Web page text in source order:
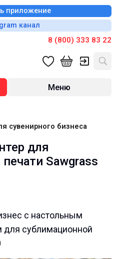
приложение
канал
8 (800) 333 83 22
Меню
сувенирного бизнеса
для
Sawgrass
с настольным
сублимационной